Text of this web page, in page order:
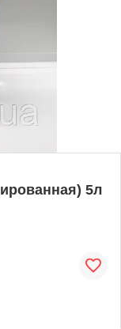
5л